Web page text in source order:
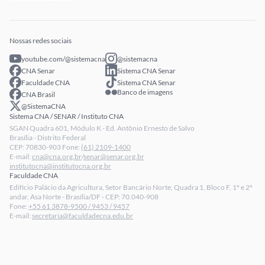
Política de Privacidade
LGPD - Lei Geral de Proteção de Dados
Relatórios de Transparência Salarial da CNA
Nossas redes sociais
youtube.com/@sistemacna
CNA Senar
Faculdade CNA
CNA Brasil
@SistemaCNA
@sistemacna
Sistema CNA Senar
Sistema CNA Senar
Banco de imagens
Sistema CNA / SENAR / Instituto CNA
SGAN Quadra 601, Módulo K - Ed. Antônio Ernesto de Salvo
Brasília - Distrito Federal
CEP: 70830-903 Fone: (61) 2109-1400
E-mail: cna@cna.org.br/senar@senar.org.br
institutocna@institutocna.org.br
Faculdade CNA
Edifício Palácio da Agricultura, Setor Bancário Norte, Quadra 1, Bloco F, 1º e 2º
andar, Asa Norte - Brasília/DF - CEP: 70.040-908
Fone: +55 61 3878-9500 / 9453 / 9457
E-mail: secretaria@faculdadecna.edu.br